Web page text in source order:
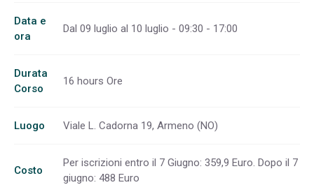
Data e
ora
Dal 09 luglio al 10 luglio - 09:30 - 17:00
Durata
Corso
16 hours Ore
Luogo Viale L. Cadorna 19, Armeno (NO)
Costo
Per iscrizioni entro il 7 Giugno: 359,9 Euro. Dopo il 7
giugno: 488 Euro